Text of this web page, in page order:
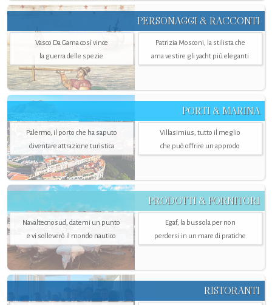
PERSONAGGI & RACCONTI
Vasco Da Gama così vince
la guerra delle spezie
Patrizia Mosconi, la stilista che
ama vestire gli yacht più eleganti
PORTI & MARINA
Palermo, il porto che ha saputo
diventare attrazione turistica
Villasimius, tutto il meglio
che può offrire un approdo
PRODOTTI & FORNITORI
Navaltecnosud, datemi un punto
e vi solleverò il mondo nautico
Egaf, la bussola per non
perdersi in un mare di pratiche
RISTORANTI